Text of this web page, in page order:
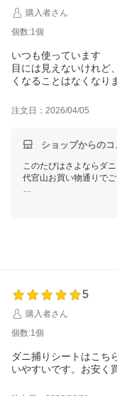
購入者さん
個数:1個
いつも使っています
目には見えないけれど
くなることはなくなり
注文日：2026/04/05
ショップからのコ
このたびはさよならダ
代官山お買い物通りでご
5
購入者さん
個数:1個
ダニ捕りシートはこち
いやすいです。お安く